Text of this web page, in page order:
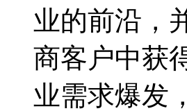
业的前沿，
商客户中获
业需求爆发